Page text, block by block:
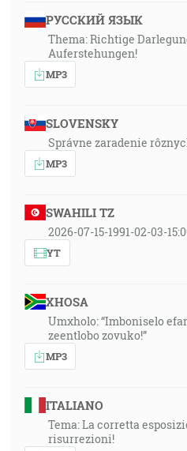
РУССКИЙ ЯЗЫК
Thema: Richtige
Auferstehungen!
MP3
SLOVENSKY
Správne zaradenie
MP3
SWAHILI TZ
2026-07-15-1991-02-03-
YT
XHOSA
Umxholo: “Imboniselo
zeentlobo zovuko!”
MP3
ITALIANO
Tema: La corretta
risurrezioni!